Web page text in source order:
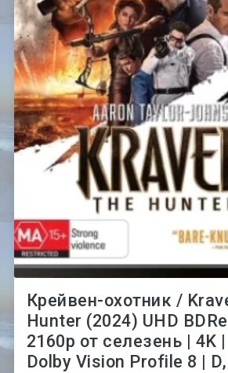
Крейвен-охотник /
Hunter (2024) UHD
2160p от селезень | 4K |
Dolby Vision Profile 8 |